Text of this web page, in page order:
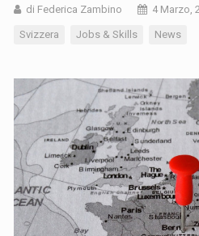
di Federica Zambino 4 Marzo,
Svizzera Jobs & Skills News